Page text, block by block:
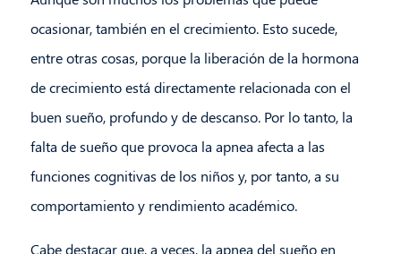
ocasionar, también en el crecimiento. Esto sucede,
entre otras cosas, porque la liberación de la hormona
de crecimiento está directamente relacionada con el
buen sueño, profundo y de descanso. Por lo tanto, la
falta de sueño que provoca la apnea afecta a las
funciones cognitivas de los niños y, por tanto, a su
comportamiento y rendimiento académico.
Cabe destacar que, a veces, la apnea del sueño en